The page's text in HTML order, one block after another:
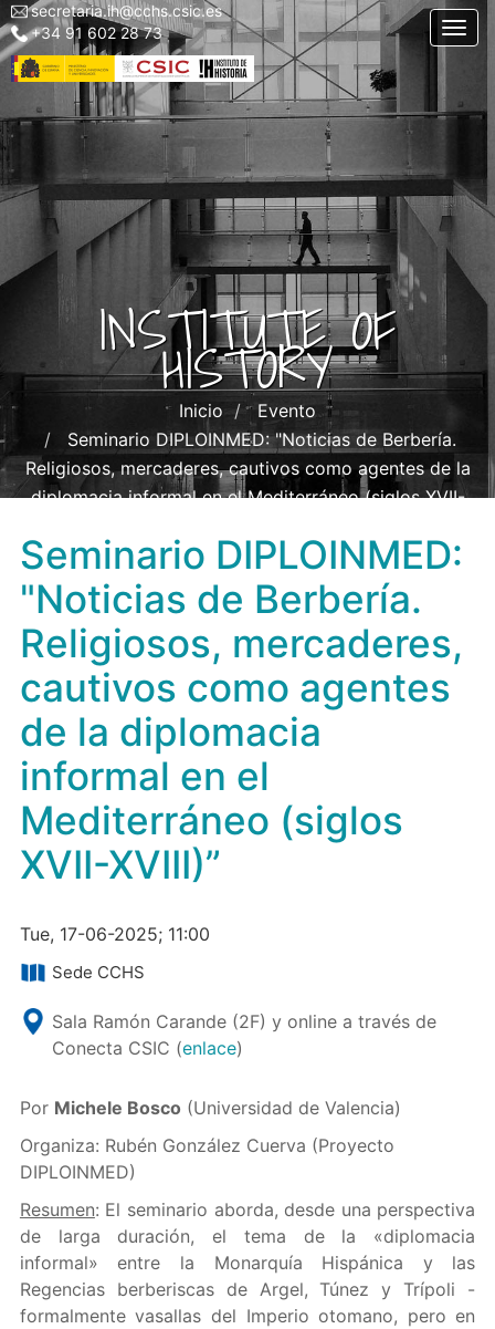
Skip
to
main
Menu
top
left
secretaria.ih@cchs.csic.es
+34 91 602 28 73
INSTITUTE OF
HISTORY
Inicio
Evento
Seminario DIPLOINMED: "Noticias de Berbería.
Religiosos, mercaderes, cautivos como agentes de la
diplomacia informal en el Mediterráneo (siglos XVII-
Seminario DIPLOINMED:
"Noticias de Berbería.
Religiosos, mercaderes,
cautivos como agentes
de la diplomacia
informal en el
Mediterráneo (siglos
XVII-XVIII)”
Tue, 17-06-2025; 11:00
Sede CCHS
Sala Ramón Carande (2F) y online a través de
Conecta CSIC (enlace)
Por Michele Bosco (Universidad de Valencia)
Organiza: Rubén González Cuerva (Proyecto
DIPLOINMED)
Resumen: El seminario aborda, desde una perspectiva
de larga duración, el tema de la «diplomacia
informal» entre la Monarquía Hispánica y las
Regencias berberiscas de Argel, Túnez y Trípoli -
formalmente vasallas del Imperio otomano, pero en